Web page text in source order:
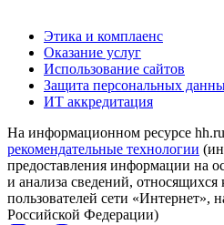
Этика и комплаенс
Оказание услуг
Использование сайтов
Защита персональных
ИТ аккредитация
На информационном ресурсе hh.ru
рекомендательные технологии
предоставления информации на
и анализа сведений,
пользователей сети «Интернет»,
Российской Федерации)